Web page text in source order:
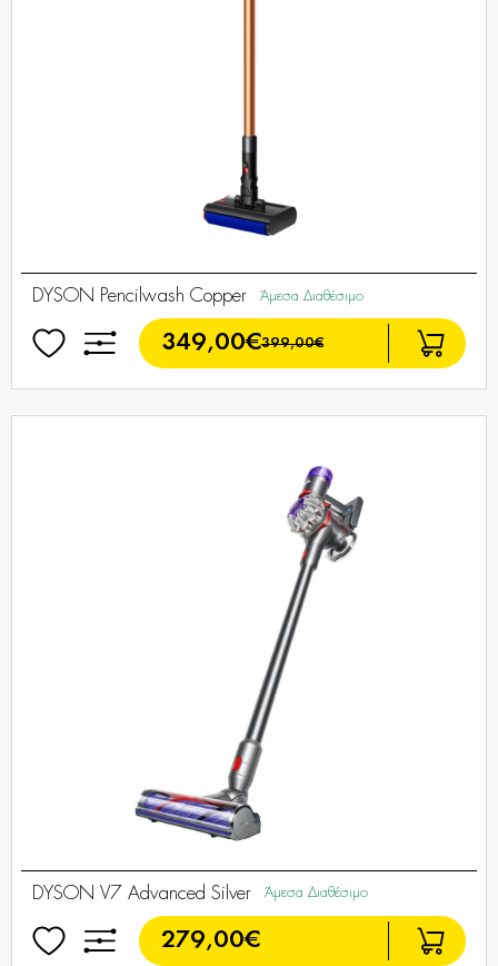
DYSON Pencilwash Copper Άμεσα Διαθέσιμο
349,00€399,00€
DYSON V7 Advanced Silver Άμεσα Διαθέσιμο
279,00€